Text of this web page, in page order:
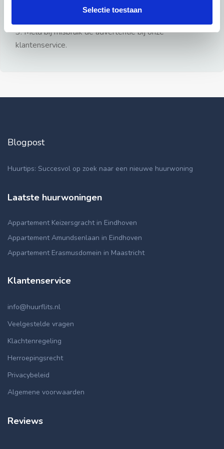
Selectie toestaan
3: Meld bij misbruik de advertentie bij onze
klantenservice.
Blogpost
Huurtips: Succesvol op zoek naar een nieuwe huurwoning
Laatste huurwoningen
Appartement Keizersgracht in Eindhoven
Appartement Amundsenlaan in Eindhoven
Appartement Erasmusdomein in Maastricht
Klantenservice
info@huurflits.nl
Veelgestelde vragen
Klachtenregeling
Herroepingsrecht
Privacybeleid
Algemene voorwaarden
Reviews